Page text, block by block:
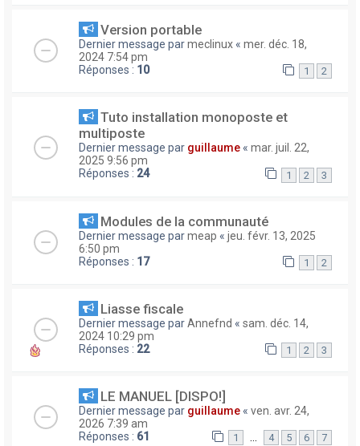
Version portable
Dernier message parmeclinux « mer. déc. 18,
2024 7:54 pm
Réponses : 10 1 2
Tuto installation monoposte et
multiposte
Dernier message par guillaume « mar. juil. 22,
2025 9:56 pm
Réponses : 24 1 2 3
Modules de la communauté
Dernier message parmeap « jeu. févr. 13, 2025
6:50 pm
Réponses : 17 1 2
Liasse fiscale
Dernier message parAnnefnd « sam. déc. 14,
2024 10:29 pm
Réponses : 22 1 2 3
LE MANUEL [DISPO!]
Dernier message par guillaume « ven. avr. 24,
2026 7:39 am
Réponses : 61 1 … 4 5 6 7